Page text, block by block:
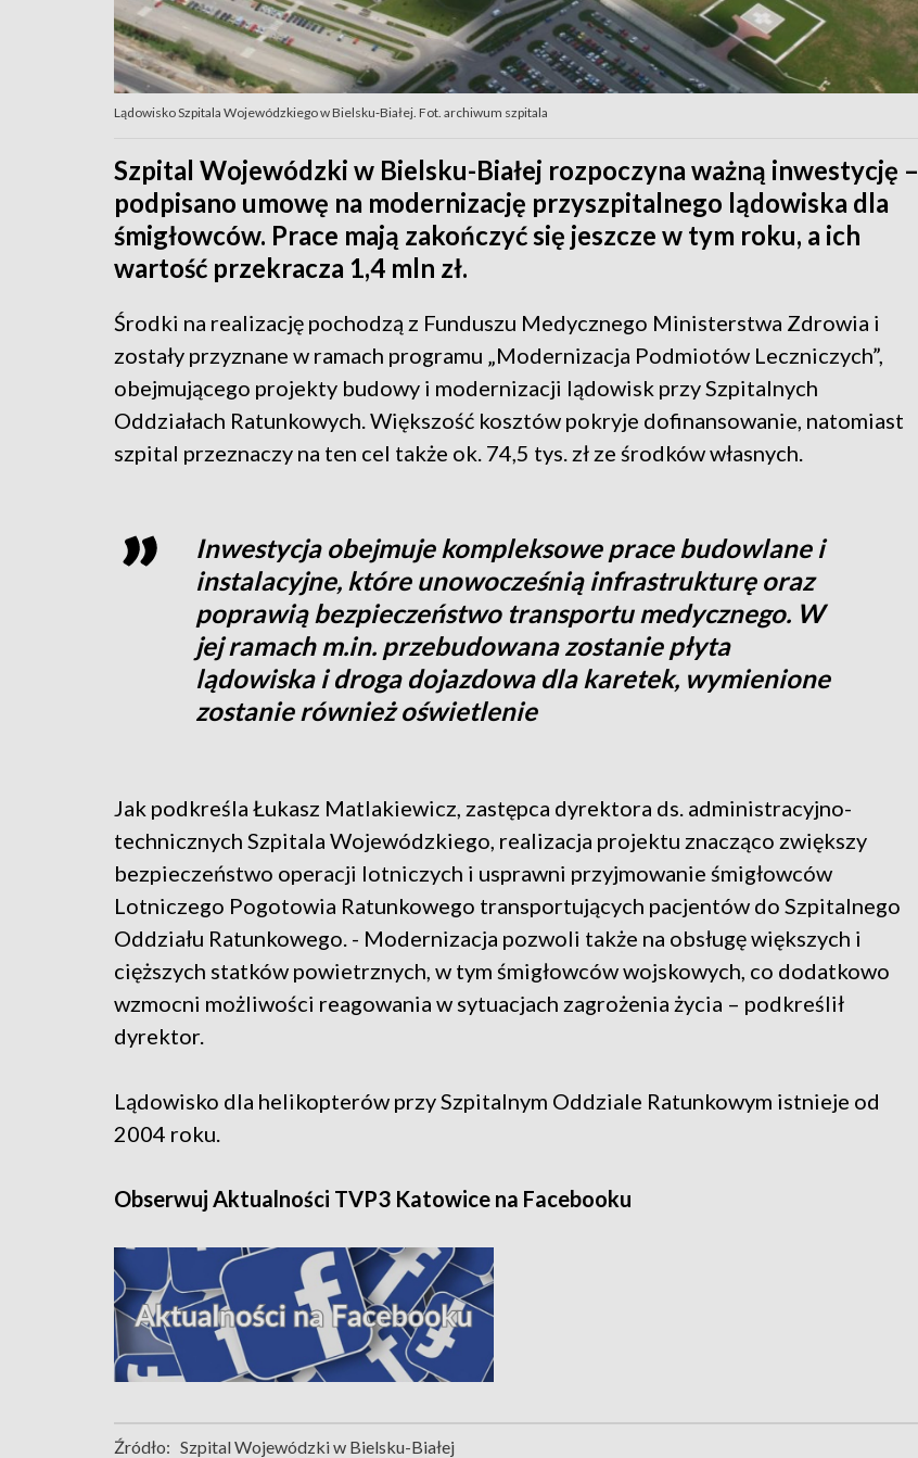
Lądowisko Szpitala Wojewódzkiego w Bielsku‑Białej. Fot. archiwum szpitala
Szpital Wojewódzki w Bielsku-Białej rozpoczyna ważną inwestycję –
podpisano umowę na modernizację przyszpitalnego lądowiska dla
śmigłowców. Prace mają zakończyć się jeszcze w tym roku, a ich
wartość przekracza 1,4 mln zł.
Środki na realizację pochodzą z Funduszu Medycznego Ministerstwa Zdrowia i
zostały przyznane w ramach programu „Modernizacja Podmiotów Leczniczych”,
obejmującego projekty budowy i modernizacji lądowisk przy Szpitalnych
Oddziałach Ratunkowych. Większość kosztów pokryje dofinansowanie, natomiast
szpital przeznaczy na ten cel także ok. 74,5 tys. zł ze środków własnych.
Inwestycja obejmuje kompleksowe prace budowlane i
instalacyjne, które unowocześnią infrastrukturę oraz
poprawią bezpieczeństwo transportu medycznego. W
jej ramach m.in. przebudowana zostanie płyta
lądowiska i droga dojazdowa dla karetek, wymienione
zostanie również oświetlenie
Jak podkreśla Łukasz Matlakiewicz, zastępca dyrektora ds. administracyjno-
technicznych Szpitala Wojewódzkiego, realizacja projektu znacząco zwiększy
bezpieczeństwo operacji lotniczych i usprawni przyjmowanie śmigłowców
Lotniczego Pogotowia Ratunkowego transportujących pacjentów do Szpitalnego
Oddziału Ratunkowego. - Modernizacja pozwoli także na obsługę większych i
cięższych statków powietrznych, w tym śmigłowców wojskowych, co dodatkowo
wzmocni możliwości reagowania w sytuacjach zagrożenia życia – podkreślił
dyrektor.
Lądowisko dla helikopterów przy Szpitalnym Oddziale Ratunkowym istnieje od
2004 roku.
Obserwuj Aktualności TVP3 Katowice na Facebooku
Źródło: Szpital Wojewódzki w Bielsku-Białej